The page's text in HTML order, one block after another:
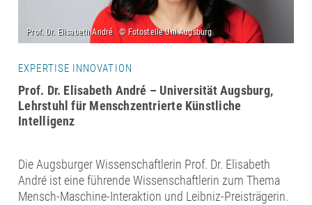
EXPERTISE INNOVATION
Prof. Dr. Elisabeth André – Universität Augsburg,
Lehrstuhl für Menschzentrierte Künstliche
Intelligenz
Die Augsburger Wissenschaftlerin Prof. Dr. Elisabeth
André ist eine führende Wissenschaftlerin zum Thema
Mensch-Maschine-Interaktion und Leibniz-Preisträgerin.